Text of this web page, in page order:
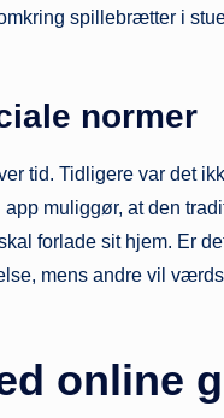
spillebrætter i
normer
tid. Tidligere var det
muliggør, at den
forlade sit hjem. Er
mens andre vil
online